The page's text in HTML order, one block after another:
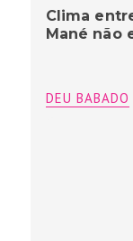
Clima
Mané não
DEU BABADO